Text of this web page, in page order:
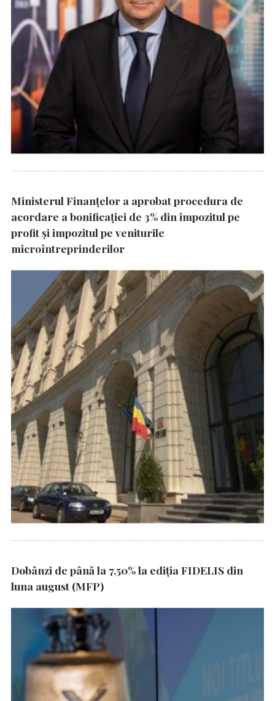
Ministerul Finanțelor a aprobat procedura de
acordare a bonificației de 3% din impozitul pe
profit și impozitul pe veniturile
microîntreprinderilor
Dobânzi de până la 7,50% la ediția FIDELIS din
luna august (MFP)